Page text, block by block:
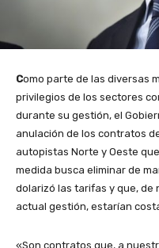
Como parte de las diversas
privilegios de los sectores
durante su gestión, el
anulación de los contratos
autopistas Norte y Oeste
medida busca eliminar de
dolarizó las tarifas y que, de
actual gestión, estarían
«Son contratos que, a